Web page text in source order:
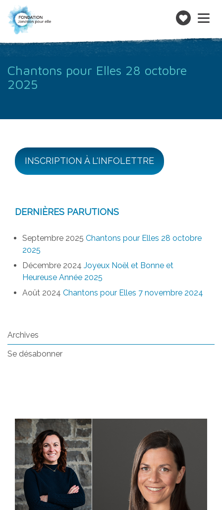
un
Toggle
Chantons pour Elles 28 octobre
2025
INSCRIPTION À L'INFOLETTRE
DERNIÈRES PARUTIONS
Septembre 2025 Chantons pour Elles 28 octobre
2025
Décembre 2024 Joyeux Noël et Bonne et
Heureuse Année 2025
Août 2024 Chantons pour Elles 7 novembre 2024
Archives
Se désabonner